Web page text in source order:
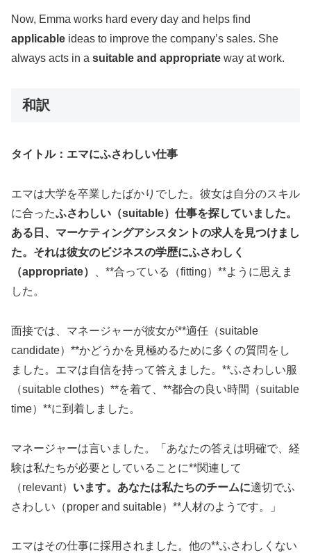
Now, Emma works hard every day and helps find
applicable ideas to improve the company’s sales. She
always acts in a suitable and appropriate way at work.
和訳
タイトル：エマにふさわしい仕事
エマは大学を卒業したばかりでした。彼女は自分のスキル
に合ったふさわしい（suitable）仕事を探していました。
ある日、マーケティングアシスタントの求人を見つけまし
た。それは彼女のビジネスの学歴にふさわしく
（appropriate）
、**合っている（fitting）**ように思えま
した。
面接では、マネージャーが彼女が**適任（suitable
candidate）**かどうかを見極めるために多くの質問をし
ました。エマは自信を持って答えました。**ふさわしい服
（suitable clothes）**を着て、**都合の良い時間（suitable
time）**に到着しました。
マネージャーは言いました。「あなたの答えは明確で、経
験は私たちが必要としていることに**関連して
（relevant） います。あなたは私たちのチームに適切でふ
さわしい（proper and suitable）**人材のようです。」
エマはその仕事に採用されました。他の**ふさわしくない